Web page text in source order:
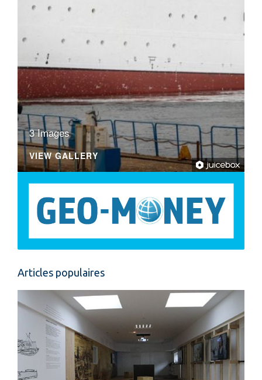
3 Images
VIEW GALLERY
Articles populaires